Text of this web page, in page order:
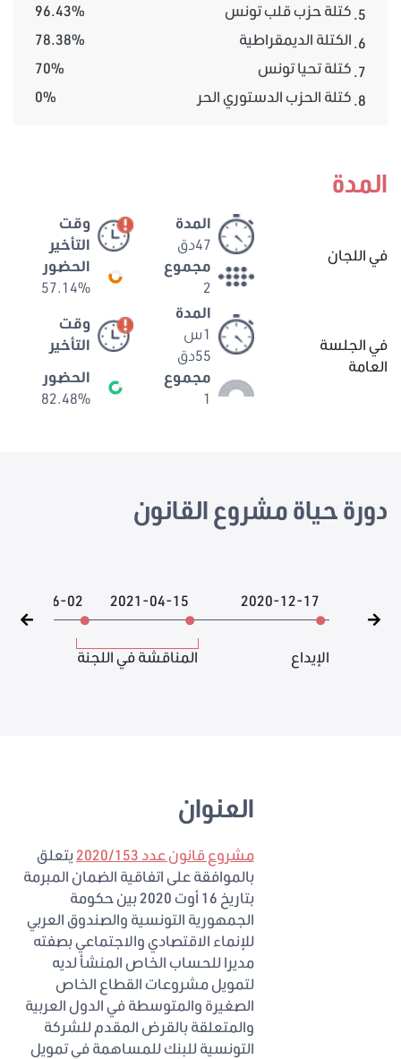
5. كتلة حزب قلب تونس
96.43%
6. الكتلة الديمقراطية
78.38%
7. كتلة تحيا تونس
70%
8. كتلة الحزب الدستوري الحر 0%
المدة
في اللجان
المدة
47دق
وقت
التأخير
مجموع
2
الحضور
57.14%
في الجلسة
العامة
المدة
1س
55دق
وقت
التأخير
مجموع
1
الحضور
82.48%
دورة حياة مشروع القانون
2020-12-17
الإيداع
2021-04-15
2021-06-02
المناقشة في اللجنة
العنوان
مشروع قانون عدد 2020/153
يتعلق
بالموافقة على اتفاقية الضمان المبرمة
بتاريخ 16 أوت 2020 بين حكومة
الجمهورية التونسية والصندوق العربي
للإنماء الاقتصادي والاجتماعي بصفته
مديرا للحساب الخاص المنشأ لديه
لتمويل مشروعات القطاع الخاص
الصغيرة والمتوسطة في الدول العربية
والمتعلقة بالقرض المقدم للشركة
التونسية للبنك للمساهمة في تمويل